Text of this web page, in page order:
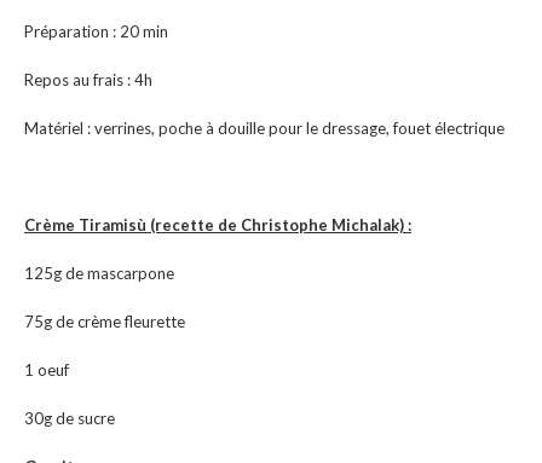
Préparation : 20 min
Repos au frais : 4h
Matériel : verrines, poche à douille pour le dressage, fouet électrique
Crème Tiramisù (recette de Christophe Michalak) :
125g de mascarpone
75g de crème fleurette
1 oeuf
30g de sucre